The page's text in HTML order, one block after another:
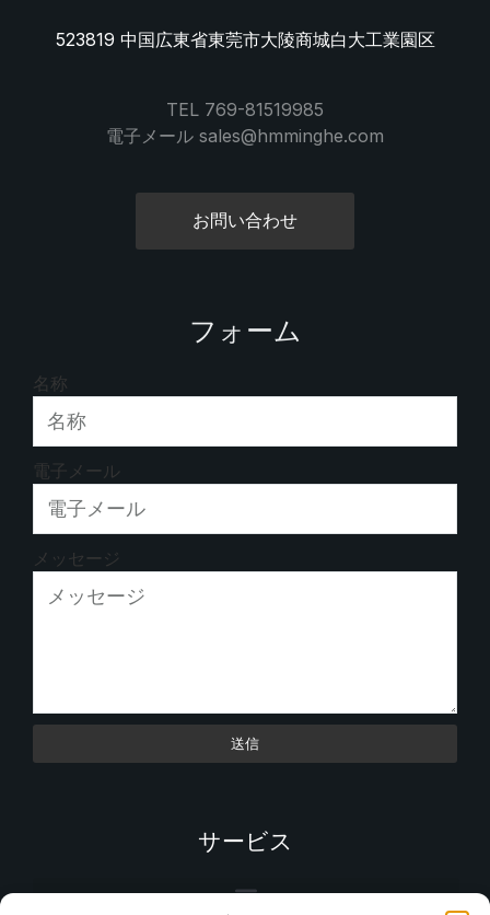
523819 中国広東省東莞市大陵商城白大工業園区
TEL 769-81519985
電子メール sales@hmminghe.com
お問い合わせ
フォーム
名称
電子メール
メッセージ
送信
サービス